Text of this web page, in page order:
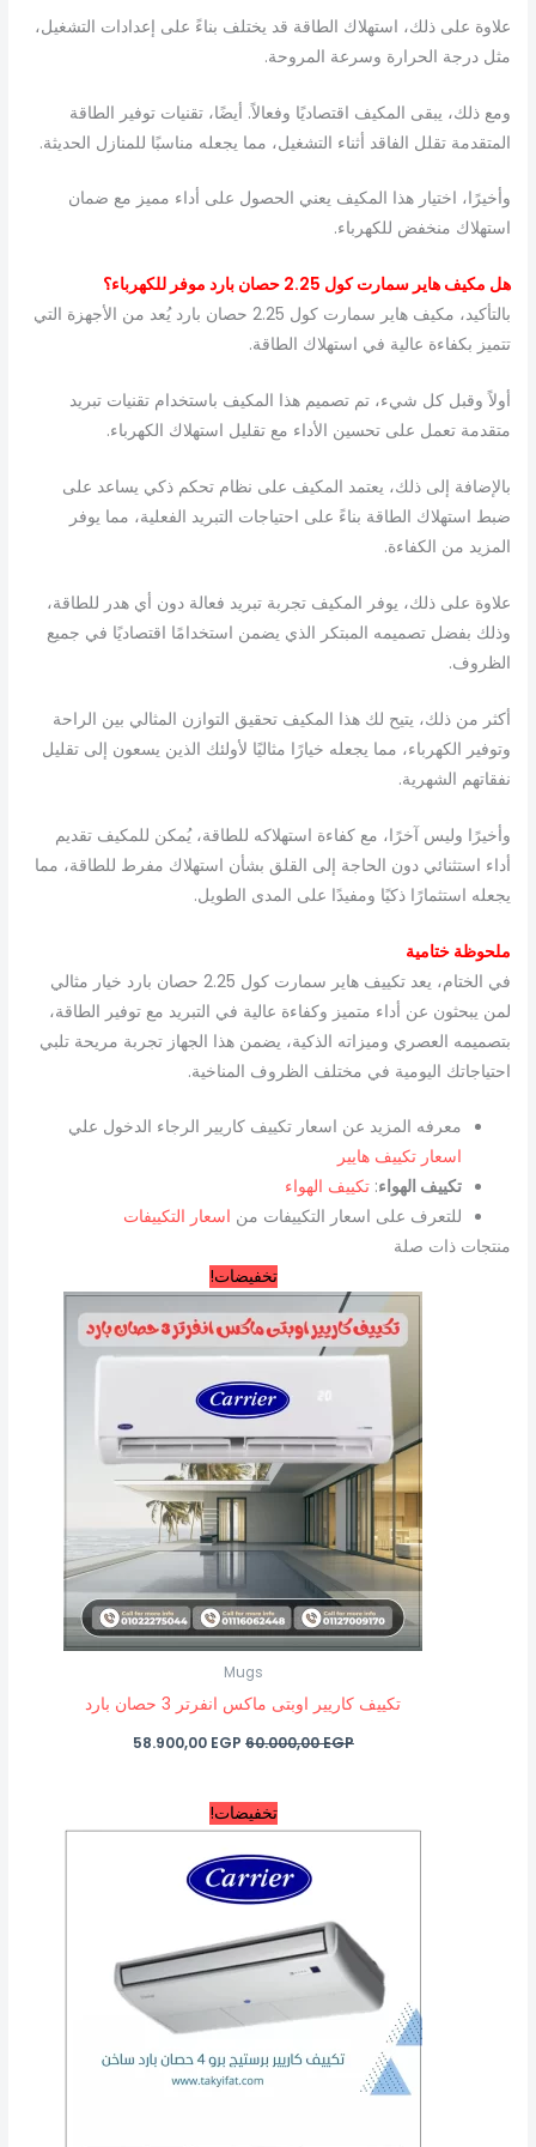
علاوة على ذلك، استهلاك الطاقة قد يختلف بناءً على إعدادات التشغيل،
مثل درجة الحرارة وسرعة المروحة.
ومع ذلك، يبقى المكيف اقتصاديًا وفعالاً. أيضًا، تقنيات توفير الطاقة
المتقدمة تقلل الفاقد أثناء التشغيل، مما يجعله مناسبًا للمنازل الحديثة.
وأخيرًا، اختيار هذا المكيف يعني الحصول على أداء مميز مع ضمان
استهلاك منخفض للكهرباء.
هل مكيف هاير سمارت كول 2.25 حصان بارد موفر للكهرباء؟
بالتأكيد، مكيف هاير سمارت كول 2.25 حصان بارد يُعد من الأجهزة التي
تتميز بكفاءة عالية في استهلاك الطاقة.
أولاً وقبل كل شيء، تم تصميم هذا المكيف باستخدام تقنيات تبريد
متقدمة تعمل على تحسين الأداء مع تقليل استهلاك الكهرباء.
بالإضافة إلى ذلك، يعتمد المكيف على نظام تحكم ذكي يساعد على
ضبط استهلاك الطاقة بناءً على احتياجات التبريد الفعلية، مما يوفر
المزيد من الكفاءة.
علاوة على ذلك، يوفر المكيف تجربة تبريد فعالة دون أي هدر للطاقة،
وذلك بفضل تصميمه المبتكر الذي يضمن استخدامًا اقتصاديًا في جميع
الظروف.
أكثر من ذلك، يتيح لك هذا المكيف تحقيق التوازن المثالي بين الراحة
وتوفير الكهرباء، مما يجعله خيارًا مثاليًا لأولئك الذين يسعون إلى تقليل
نفقاتهم الشهرية.
وأخيرًا وليس آخرًا، مع كفاءة استهلاكه للطاقة، يُمكن للمكيف تقديم
أداء استثنائي دون الحاجة إلى القلق بشأن استهلاك مفرط للطاقة، مما
يجعله استثمارًا ذكيًا ومفيدًا على المدى الطويل.
ملحوظة ختامية
في الختام، يعد تكييف
هاير سمارت كول 2.25 حصان بارد خيار مثالي
لمن يبحثون عن أداء متميز وكفاءة عالية في التبريد مع توفير الطاقة،
بتصميمه العصري وميزاته الذكية، يضمن هذا الجهاز تجربة مريحة تلبي
احتياجاتك اليومية في مختلف الظروف المناخية.
معرفه المزيد عن اسعار تكييف كاريير الرجاء الدخول علي
اسعار تكييف هايير
تكييف الهواء:تكييف الهواء
للتعرف على اسعار التكييفات من اسعار التكييفات
منتجات ذات صلة
تخفيضات!
Mugs
تكييف كاريير اوبتى ماكس انفرتر 3 حصان بارد
60.000,00EGP
السعر
الأصلي
هو:
60.000,00 EGP.
58.900,00 EGP
الحالي
هو:
58.900,00 EGP.
تخفيضات!
السعر
الأصلي
77.600,00 EGP.
الحالي